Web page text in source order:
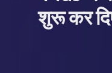
शुरू कर